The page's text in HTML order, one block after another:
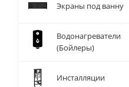
Экраны под ванну
Водонагреватели
(Бойлеры)
Инсталляции